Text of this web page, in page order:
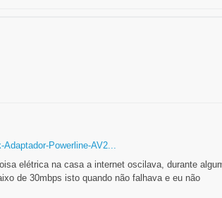
Powerline-AV2...
elétrica na casa a internet oscilava, durante
de 30mbps isto quando não falhava e eu não